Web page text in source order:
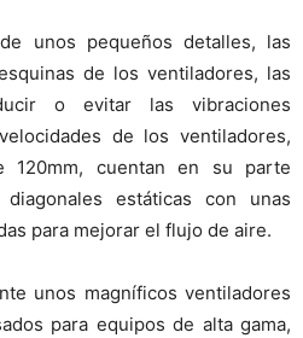
unos pequeños detalles, las
de los ventiladores, las
o evitar las vibraciones
de los ventiladores,
120mm, cuentan en su parte
estáticas con unas
para mejorar el flujo de aire.
unos magníficos ventiladores
para equipos de alta gama,